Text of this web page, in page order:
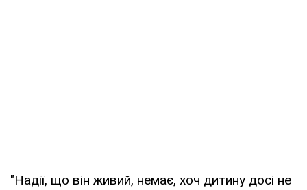
"Надії, що він живий, немає, хоч дитину досі не